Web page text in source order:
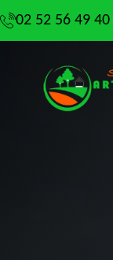
02 52 56 49 40